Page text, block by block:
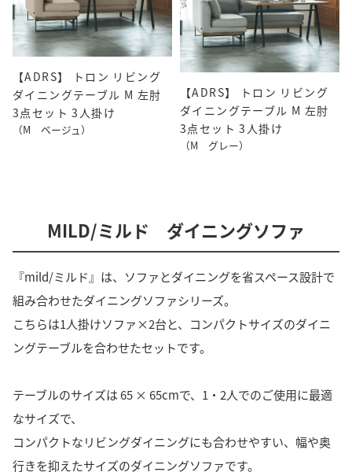
【ADRS】 トロン リビング
ダイニングテーブル M 左肘
3点セット 3人掛け
（M ベージュ）
【ADRS】 トロン リビング
ダイニングテーブル M 左肘
3点セット 3人掛け
（M グレー）
MILD/ミルド ダイニングソファ
『mild/ミルド』は、ソファとダイニングを省スペース設計で
組み合わせたダイニングソファシリーズ。
こちらは1人掛けソファ×2台と、コンパクトサイズのダイニ
ングテーブルを合わせたセットです。
テーブルのサイズは 65 × 65cmで、1・2人でのご使用に最適
なサイズで、
コンパクトなリビングダイニングにも合わせやすい、幅や奥
行きを抑えたサイズのダイニングソファです。